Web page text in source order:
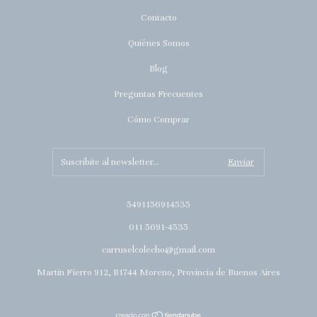
Contacto
Quiénes Somos
Blog
Preguntas Frecuentes
Cómo Comprar
5491156914535
011 5691-4535
carruselcolecho@gmail.com
Martín Fierro 912, B1744 Moreno, Provincia de Buenos Aires